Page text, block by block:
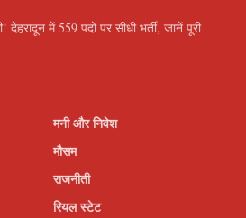
में 559 पदों पर सीधी भर्ती, जानें पूरी
मनी और निवेश
मौसम
राजनीती
रियल स्टेट